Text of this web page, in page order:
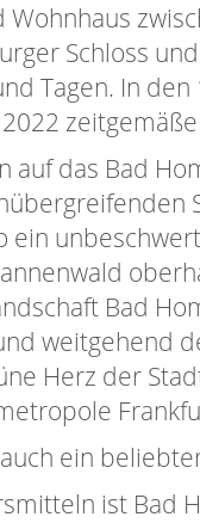
Schloss
Tagen. In
auf das Bad
ein
Bad
weitgehend
Herz der
ein
ist Bad